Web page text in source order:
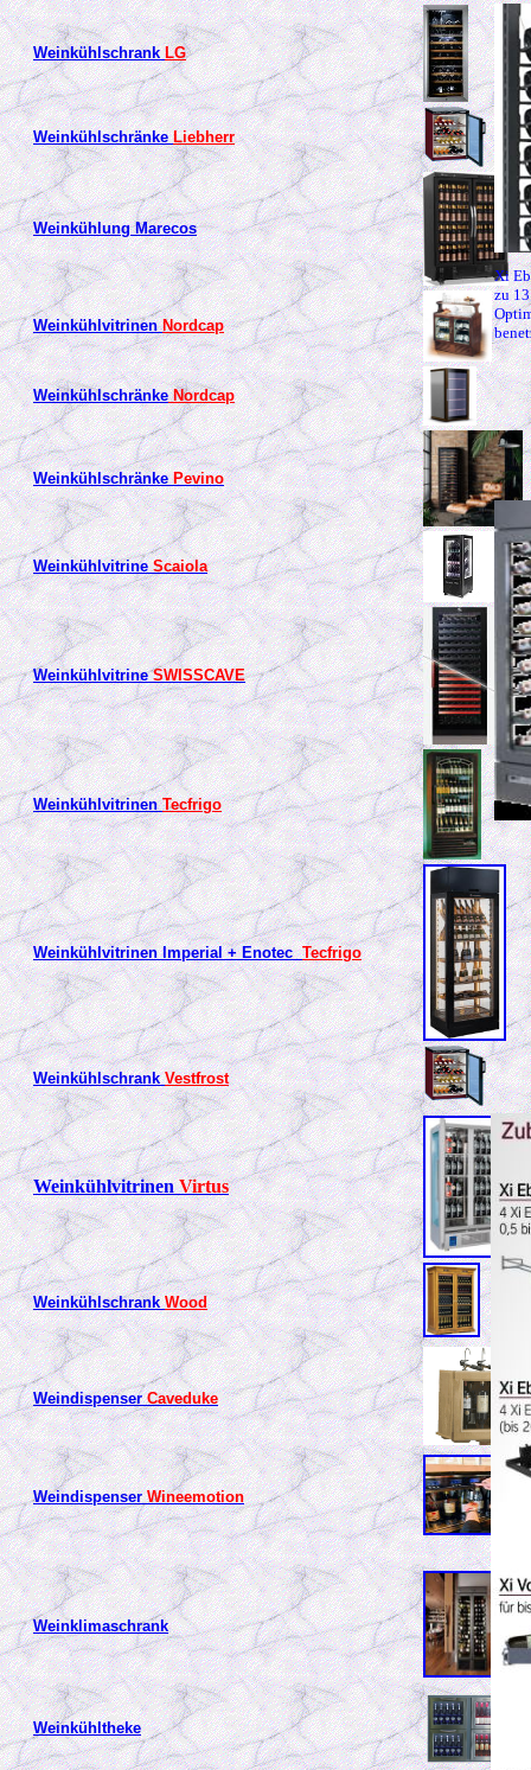
WeinkühlschrankLG
WeinkühlschränkeLiebherr
Weinkühlung Marecos
WeinkühlvitrinenNordcap
WeinkühlschränkeNordcap
WeinkühlschränkePevino
WeinkühlvitrineScaiola
WeinkühlvitrineSWISSCAVE
WeinkühlvitrinenTecfrigo
Weinkühlvitrinen Imperial + EnotecTecfrigo
WeinkühlschrankVestfrost
WeinkühlvitrinenVirtus
WeinkühlschrankWood
WeindispenserCaveduke
WeindispenserWineemotion
Weinklimaschrank
Weinkühltheke
Xi
zu